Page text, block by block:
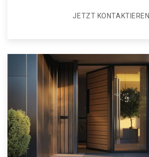
JETZT KONTAKTIEREN